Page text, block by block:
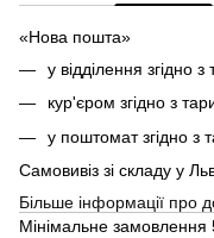
«Нова пошта»
у відділення згідно
кур'єром згідно з
у поштомат згідно з
Самовивіз зі складу у
Більше інформації про
Мінімальне замовлення